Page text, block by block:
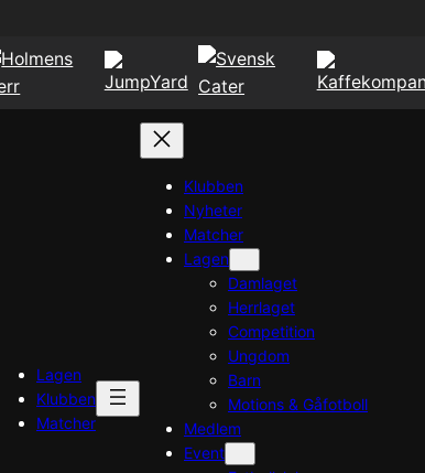
Lagen
Klubben
Matcher
Klubben
Nyheter
Matcher
Lagen
Damlaget
Herrlaget
Competition
Ungdom
Barn
Motions & Gåfotboll
Medlem
Event